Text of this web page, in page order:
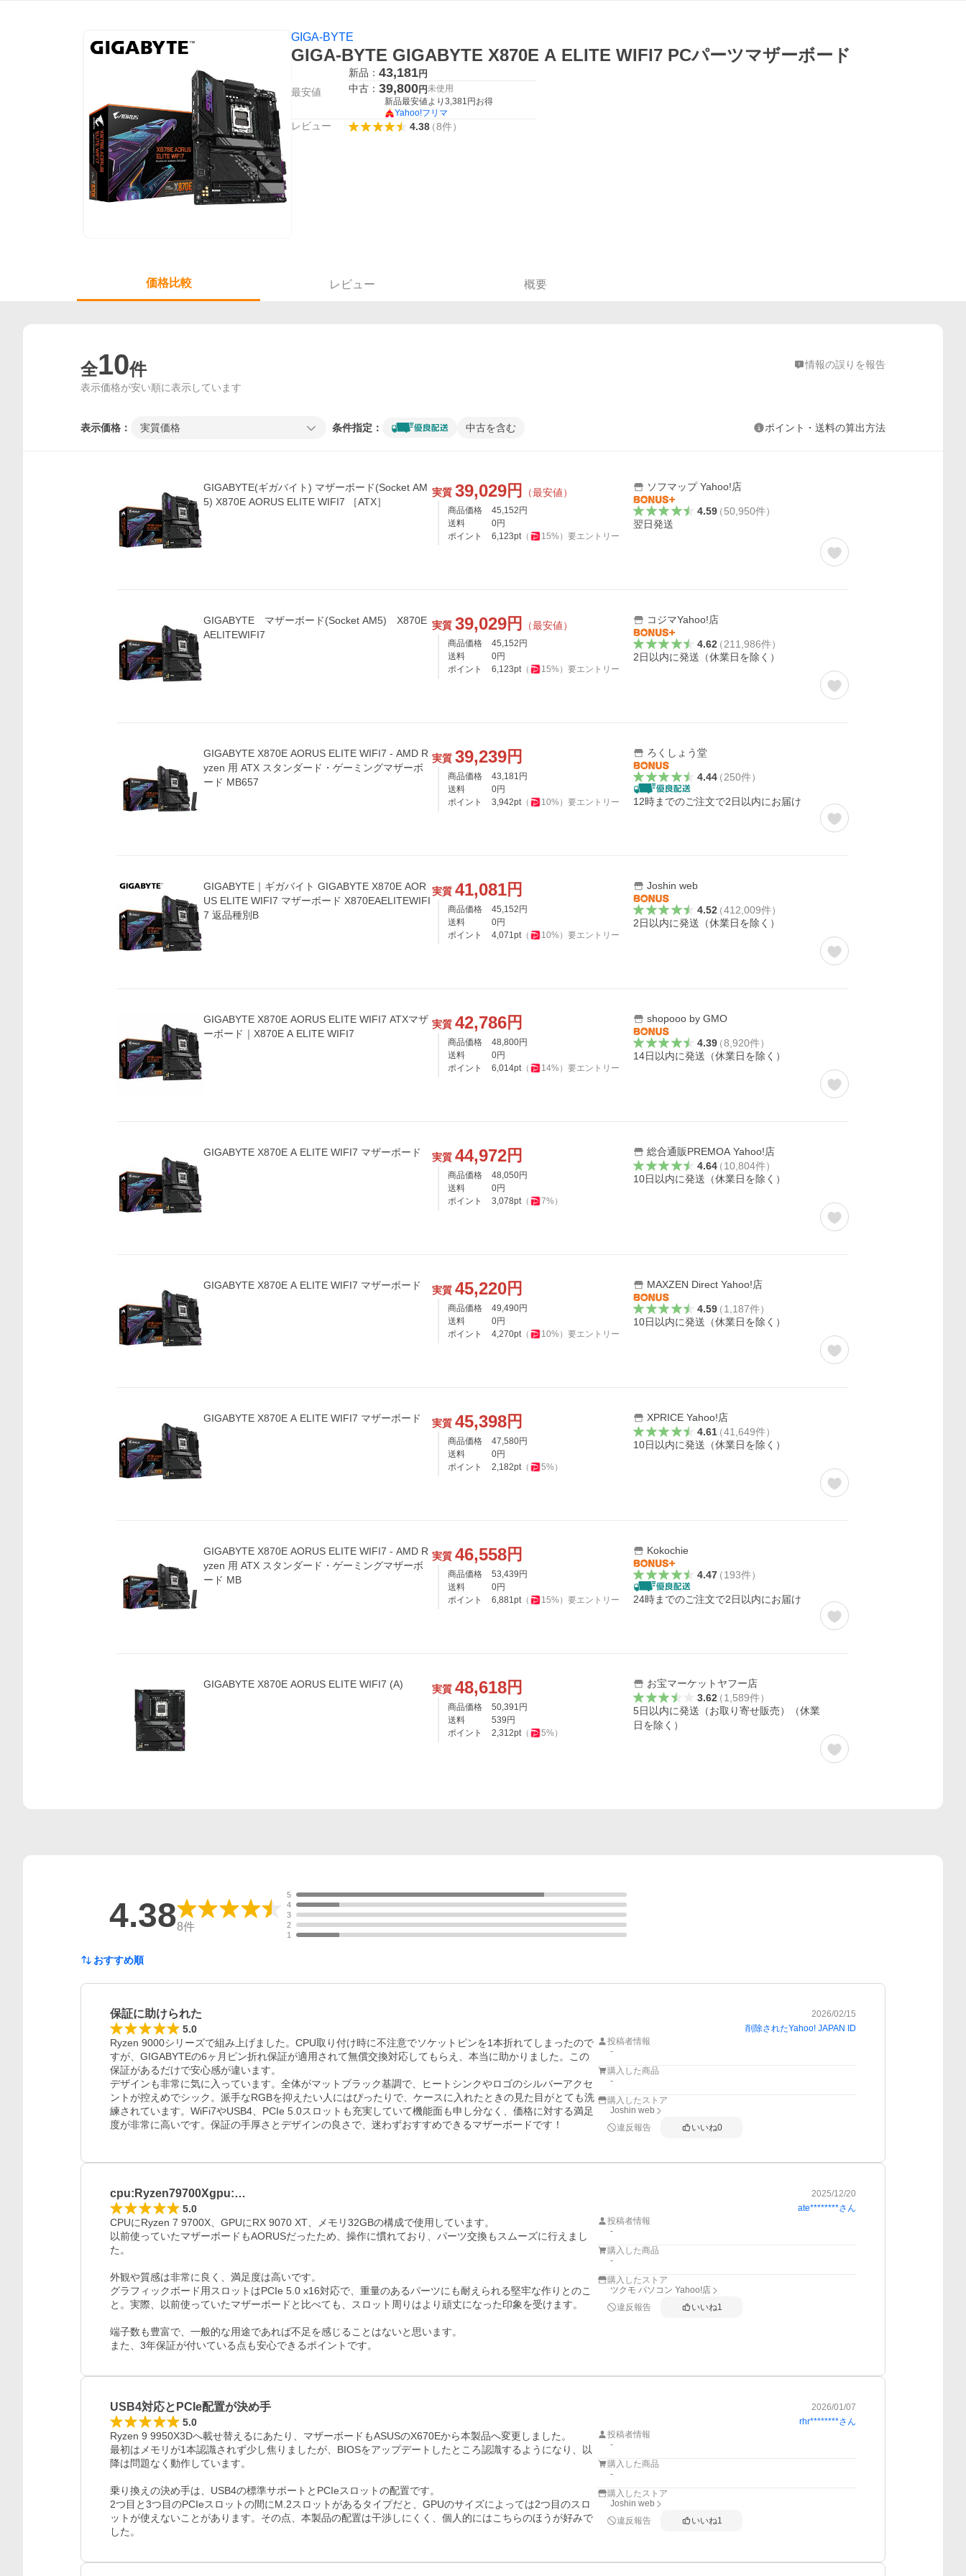
GIGA-BYTE
GIGA-BYTE GIGABYTE X870E A ELITE WIFI7 PCパーツマザーボード
最安値
新品： 43,181円
中古： 39,800円未使用
新品最安値より 3,381 円お得
Yahoo!フリマ
レビュー 4.38（8件）
価格比較 レビュー 概要
全10件 情報の誤りを報告
表示価格が安い順に表示しています
表示価格： 実質価格 条件指定： 中古を含む ポイント・送料の算出方法
GIGABYTE(ギガバイト) マザーボード(Socket AM
5) X870E AORUS ELITE WIFI7 ［ATX］
実質 39,029円 （最安値）
商品価格 45,152 円
送料
0円
ポイント
6,123pt（ 15%） 要エントリー
ソフマップ Yahoo!店
4.59（50,950件）
翌日発送
GIGABYTE マザーボード(Socket AM5) X870E
AELITEWIFI7
実質 39,029円 （最安値）
商品価格 45,152 円
送料
0円
ポイント
6,123pt（ 15%） 要エントリー
コジマYahoo!店
4.62（211,986件）
2日以内に発送（休業日を除く）
GIGABYTE X870E AORUS ELITE WIFI7 - AMD R
yzen 用 ATX スタンダード・ゲーミングマザーボ
ード MB657
実質 39,239円
商品価格 43,181 円
送料
0円
ポイント
3,942pt（ 10%） 要エントリー
ろくしょう堂
4.44（250件）
12時までのご注文で2日以内にお届け
GIGABYTE｜ギガバイト GIGABYTE X870E AOR
US ELITE WIFI7 マザーボード X870EAELITEWIFI
7 返品種別B
実質 41,081円
商品価格 45,152 円
送料
0円
ポイント
4,071pt（ 10%） 要エントリー
Joshin web
4.52（412,009件）
2日以内に発送（休業日を除く）
GIGABYTE X870E AORUS ELITE WIFI7 ATXマザ
ーボード｜X870E A ELITE WIFI7
実質 42,786円
商品価格 48,800円
送料
0円
ポイント
6,014pt（ 14%） 要エントリー
shopooo by GMO
4.39（8,920件）
14日以内に発送（休業日を除く）
GIGABYTE X870E A ELITE WIFI7 マザーボード 実質 44,972円
商品価格 48,050円
送料
0円
ポイント
3,078pt（ 7%）
総合通販PREMOA Yahoo!店
4.64（10,804件）
10日以内に発送（休業日を除く）
GIGABYTE X870E A ELITE WIFI7 マザーボード 実質 45,220円
商品価格 49,490円
送料
0円
ポイント
4,270pt（ 10%） 要エントリー
MAXZEN Direct Yahoo!店
4.59（1,187件）
10日以内に発送（休業日を除く）
GIGABYTE X870E A ELITE WIFI7 マザーボード 実質 45,398円
商品価格 47,580円
送料
0円
ポイント
2,182pt（ 5%）
XPRICE Yahoo!店
4.61（41,649件）
10日以内に発送（休業日を除く）
GIGABYTE X870E AORUS ELITE WIFI7 - AMD R
yzen 用 ATX スタンダード・ゲーミングマザーボ
ード MB
実質 46,558円
商品価格 53,439 円
送料
0円
ポイント
6,881pt（ 15%） 要エントリー
Kokochie
4.47（193件）
24時までのご注文で2日以内にお届け
GIGABYTE X870E AORUS ELITE WIFI7 (A) 実質 48,618円
商品価格 50,391 円
送料
539 円
ポイント
2,312pt（ 5%）
お宝マーケットヤフー店
3.62（1,589件）
5日以内に発送（お取り寄せ販売）（休業
日を除く）
4.388件
5
4
3
2
1
おすすめ順
保証に助けられた 2026/02/15
5.0 削除されたYahoo! JAPAN ID
Ryzen 9000シリーズで組み上げました。CPU取り付け時に不注意でソケットピンを1本折れてしまったので
すが、GIGABYTEの6ヶ月ピン折れ保証が適用されて無償交換対応してもらえ、本当に助かりました。この
保証があるだけで安心感が違います。
デザインも非常に気に入っています。全体がマットブラック基調で、ヒートシンクやロゴのシルバーアクセ
ントが控えめでシック。派手なRGBを抑えたい人にはぴったりで、ケースに入れたときの見た目がとても洗
練されています。WiFi7やUSB4、PCIe 5.0スロットも充実していて機能面も申し分なく、価格に対する満足
度が非常に高いです。保証の手厚さとデザインの良さで、迷わずおすすめできるマザーボードです！
投稿者情報
-
購入した商品
-
購入したストア
Joshin web
違反報告
いいね0
cpu:Ryzen79700Xgpu:… 2025/12/20
5.0 ate********さん
CPUにRyzen 7 9700X、GPUにRX 9070 XT、メモリ32GBの構成で使用しています。
以前使っていたマザーボードもAORUSだったため、操作に慣れており、パーツ交換もスムーズに行えまし
た。
外観や質感は非常に良く、満足度は高いです。
グラフィックボード用スロットはPCIe 5.0 x16対応で、重量のあるパーツにも耐えられる堅牢な作りとのこ
と。実際、以前使っていたマザーボードと比べても、スロット周りはより頑丈になった印象を受けます。
端子数も豊富で、一般的な用途であれば不足を感じることはないと思います。
また、3年保証が付いている点も安心できるポイントです。
投稿者情報
-
購入した商品
-
購入したストア
ツクモ パソコン Yahoo!店
違反報告
いいね1
USB4対応とPCIe配置が決め手 2026/01/07
5.0 rhr********さん
Ryzen 9 9950X3Dへ載せ替えるにあたり、マザーボードもASUSのX670Eから本製品へ変更しました。
最初はメモリが1本認識されず少し焦りましたが、BIOSをアップデートしたところ認識するようになり、以
降は問題なく動作しています。
乗り換えの決め手は、USB4の標準サポートとPCIeスロットの配置です。
2つ目と3つ目のPCIeスロットの間にM.2スロットがあるタイプだと、GPUのサイズによっては2つ目のスロ
ットが使えないことがあります。その点、本製品の配置は干渉しにくく、個人的にはこちらのほうが好みで
した。
投稿者情報
-
購入した商品
-
購入したストア
Joshin web
違反報告
いいね1